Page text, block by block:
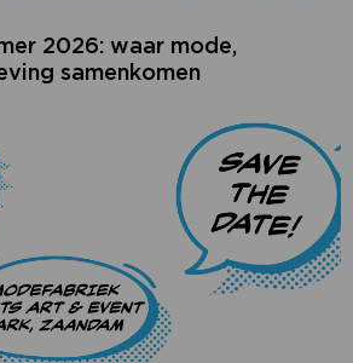
2026: waar mode,
samenkomen